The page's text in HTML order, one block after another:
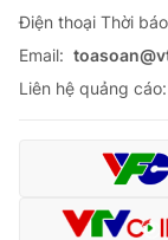
Ðiện thoại Thời
Email:
Liên hệ quảng cáo: